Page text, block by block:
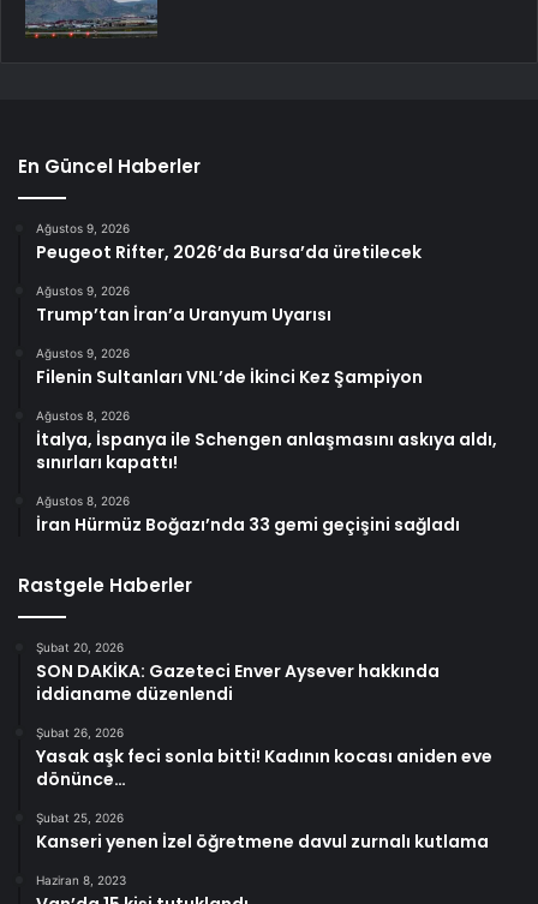
En Güncel Haberler
Ağustos 9, 2026
Peugeot Rifter, 2026’da Bursa’da üretilecek
Ağustos 9, 2026
Trump’tan İran’a Uranyum Uyarısı
Ağustos 9, 2026
Filenin Sultanları VNL’de İkinci Kez Şampiyon
Ağustos 8, 2026
İtalya, İspanya ile Schengen anlaşmasını askıya aldı,
sınırları kapattı!
Ağustos 8, 2026
İran Hürmüz Boğazı’nda 33 gemi geçişini sağladı
Rastgele Haberler
Şubat 20, 2026
SON DAKİKA: Gazeteci Enver Aysever hakkında
iddianame düzenlendi
Şubat 26, 2026
Yasak aşk feci sonla bitti! Kadının kocası aniden eve
dönünce…
Şubat 25, 2026
Kanseri yenen İzel öğretmene davul zurnalı kutlama
Haziran 8, 2023